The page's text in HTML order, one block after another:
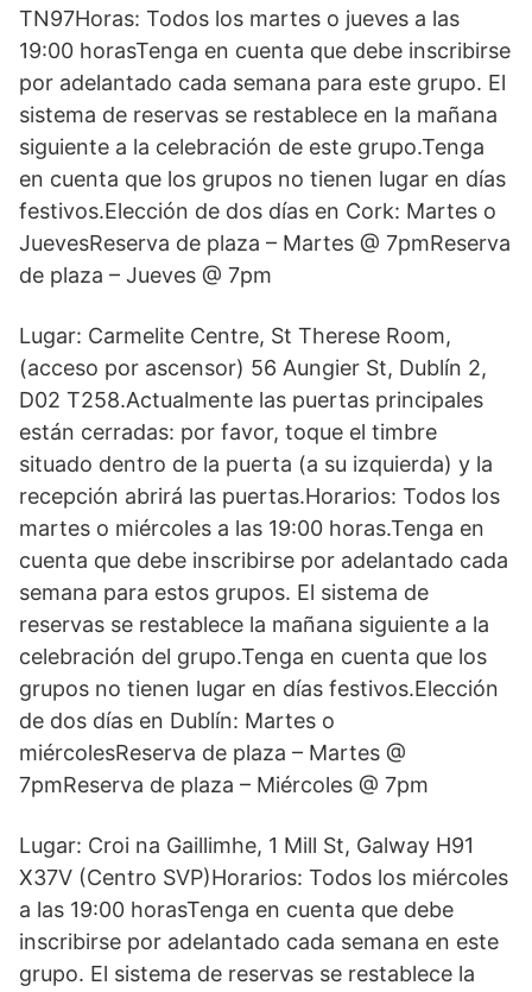
TN97Horas: Todos los martes o jueves a las
19:00 horasTenga en cuenta que debe inscribirse
por adelantado cada semana para este grupo. El
sistema de reservas se restablece en la mañana
siguiente a la celebración de este grupo.Tenga
en cuenta que los grupos no tienen lugar en días
festivos.Elección de dos días en Cork: Martes o
JuevesReserva de plaza – Martes @ 7pmReserva
de plaza – Jueves @ 7pm
Lugar: Carmelite Centre, St Therese Room,
(acceso por ascensor) 56 Aungier St, Dublín 2,
D02 T258.Actualmente las puertas principales
están cerradas: por favor, toque el timbre
situado dentro de la puerta (a su izquierda) y la
recepción abrirá las puertas.Horarios: Todos los
martes o miércoles a las 19:00 horas.Tenga en
cuenta que debe inscribirse por adelantado cada
semana para estos grupos. El sistema de
reservas se restablece la mañana siguiente a la
celebración del grupo.Tenga en cuenta que los
grupos no tienen lugar en días festivos.Elección
de dos días en Dublín: Martes o
miércolesReserva de plaza – Martes @
7pmReserva de plaza – Miércoles @ 7pm
Lugar: Croi na Gaillimhe, 1 Mill St, Galway H91
X37V (Centro SVP)Horarios: Todos los miércoles
a las 19:00 horasTenga en cuenta que debe
inscribirse por adelantado cada semana en este
grupo. El sistema de reservas se restablece la